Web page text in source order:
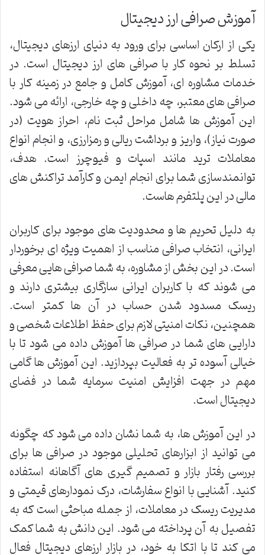
آموزش صرافی ارز دیجیتال
یکی از ارکان اساسی برای ورود به دنیای ارزهای دیجیتال،
تسلط بر نحوه کار با صرافی های ارز دیجیتال است. در
خدمات مشاوره ای، آموزش کامل و جامع در زمینه کار با
صرافی های معتبر، چه داخلی و چه خارجی، ارائه می شود.
این آموزش ها شامل مراحل ثبت نام، احراز هویت (در
صورت نیاز)، واریز و برداشت ریالی و رمزارزی، و انجام انواع
معاملات ترید مانند اسپات و فیوچرز است. هدف،
توانمندسازی شما برای انجام ایمن و کارآمد تراکنش های
مالی در این پلتفرم هاست.
به دلیل تحریم ها و محدودیت های موجود برای کاربران
ایرانی، انتخاب صرافی مناسب از اهمیت ویژه ای برخوردار
است. در این بخش از مشاوره، به شما صرافی هایی معرفی
می شوند که با کاربران ایرانی سازگاری بیشتری دارند و
ریسک مسدود شدن حساب در آن ها کمتر است.
همچنین، نکات امنیتی لازم برای حفظ اطلاعات شخصی و
دارایی های شما در صرافی ها آموزش داده می شود تا با
خیالی آسوده تر به فعالیت بپردازید. این آموزش ها گامی
مهم در جهت افزایش امنیت سرمایه شما در فضای
دیجیتال است.
در این آموزش ها، به شما نشان داده می شود که چگونه
می توانید از ابزارهای تحلیلی موجود در صرافی ها برای
بررسی رفتار بازار و تصمیم گیری های آگاهانه استفاده
کنید. آشنایی با انواع سفارشات، درک نمودارهای قیمتی و
مدیریت ریسک در معاملات، از جمله مباحثی است که به
تفصیل به آن پرداخته می شود. این دانش به شما کمک
می کند تا با اتکا به خود، در بازار ارزهای دیجیتال فعال